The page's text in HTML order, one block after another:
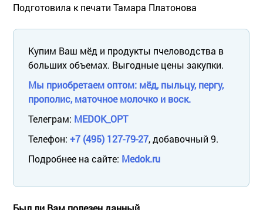
Подготовила к печати Тамара Платонова
Купим Ваш мёд и продукты пчеловодства в
больших объемах. Выгодные цены закупки.
Мы приобретаем оптом: мёд, пыльцу, пергу,
прополис, маточное молочко и воск.
Телеграм: MEDOK_OPT
Телефон: +7 (495) 127-79-27, добавочный 9.
Подробнее на сайте: Medok.ru